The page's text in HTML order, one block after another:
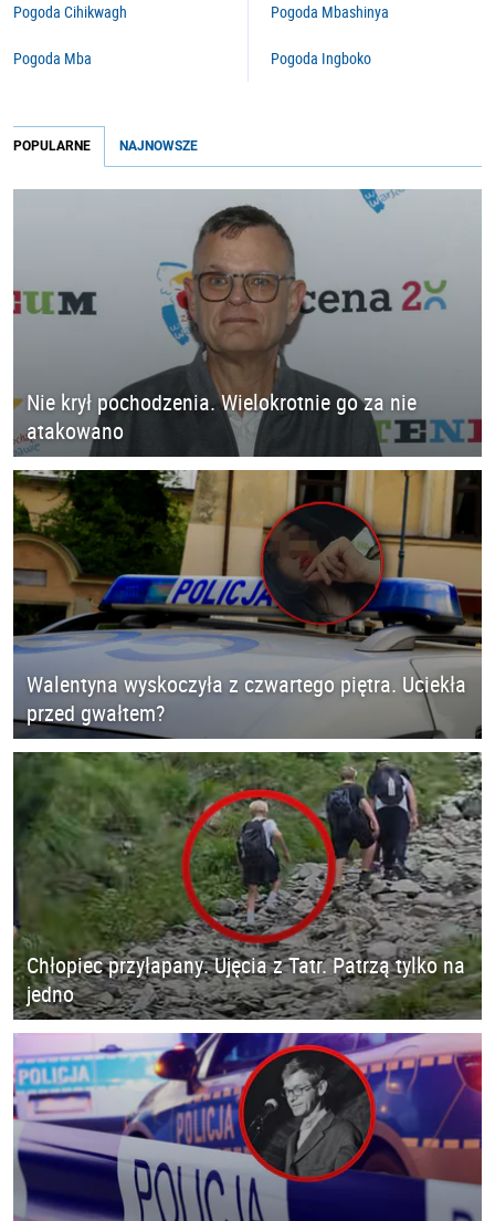
Pogoda Cihikwagh
Pogoda Mba
Pogoda Mbashinya
Pogoda Ingboko
POPULARNE NAJNOWSZE
Nie krył pochodzenia. Wielokrotnie go za nie
atakowano
Walentyna wyskoczyła z czwartego piętra. Uciekła
przed gwałtem?
Chłopiec przyłapany. Ujęcia z Tatr. Patrzą tylko na
jedno